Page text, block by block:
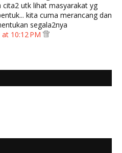
utk lihat masyarakat yg
kita cuma merancang dan
segala2nya
10:12 PM